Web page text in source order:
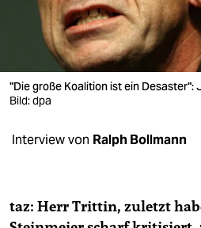
verlag
veranstaltungen
fragen & hilfe
abo
"Die große Koalition ist ein Desaster":
Bild: dpa
Interview von Ralph Bollmann
taz: Herr Trittin, zuletzt